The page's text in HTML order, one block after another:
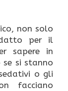
non solo
per il
sapere in
si stanno
o gli
facciano